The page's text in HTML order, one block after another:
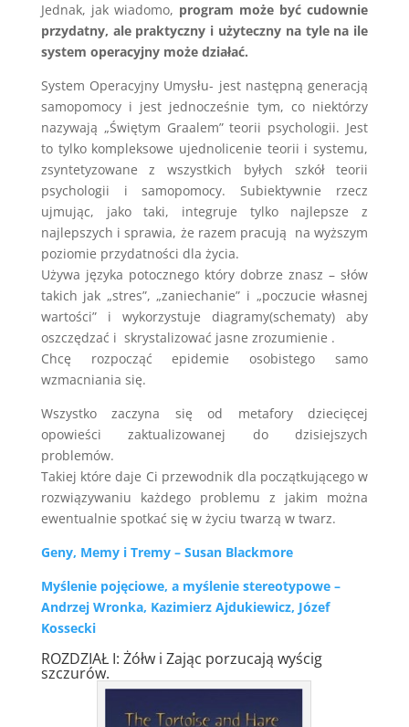
Jednak, jak wiadomo, program może być cudownie
przydatny, ale praktyczny i użyteczny na tyle na ile
system operacyjny może działać.
System Operacyjny Umysłu- jest następną generacją
samopomocy i jest jednocześnie tym, co niektórzy
nazywają „Świętym Graalem” teorii psychologii. Jest
to tylko kompleksowe ujednolicenie teorii i systemu,
zsyntetyzowane z wszystkich byłych szkół teorii
psychologii i samopomocy. Subiektywnie rzecz
ujmując, jako taki, integruje tylko najlepsze z
najlepszych i sprawia, że razem pracują na wyższym
poziomie przydatności dla życia.
Używa języka potocznego który dobrze znasz – słów
takich jak „stres”, „zaniechanie” i „poczucie własnej
wartości” i wykorzystuje diagramy(schematy) aby
oszczędzać i skrystalizować jasne zrozumienie .
Chcę rozpocząć epidemie osobistego samo
wzmacniania się.
Wszystko zaczyna się od metafory dziecięcej
opowieści zaktualizowanej do dzisiejszych
problemów.
Takiej które daje Ci przewodnik dla początkującego w
rozwiązywaniu każdego problemu z jakim można
ewentualnie spotkać się w życiu twarzą w twarz.
Geny, Memy i Tremy – Susan Blackmore
Myślenie pojęciowe, a myślenie stereotypowe –
Andrzej Wronka, Kazimierz Ajdukiewicz, Józef
Kossecki
ROZDZIAŁ I: Żółw i Zając porzucają wyścig
szczurów.